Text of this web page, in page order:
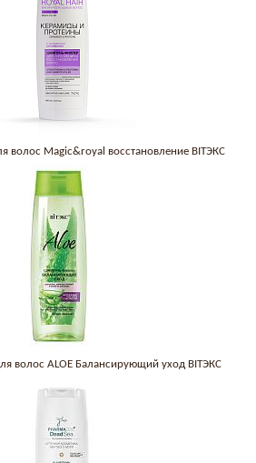
волос Magic&royal восстановление BITЭКС
волос ALOE Балансирующий уход BITЭКС